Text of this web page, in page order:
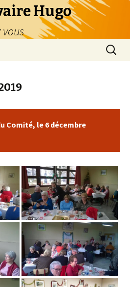
Hugo
vous
Comité, le 6 décembre